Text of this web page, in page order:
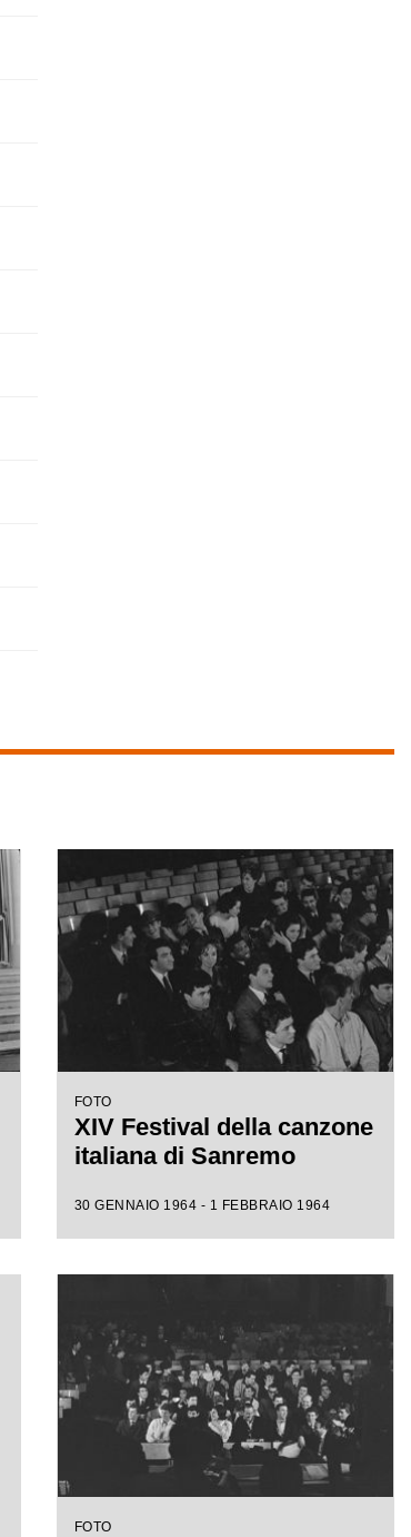
FOTO
XIV Festival della canzone
italiana di Sanremo
30 GENNAIO 1964 - 1 FEBBRAIO 1964
FOTO